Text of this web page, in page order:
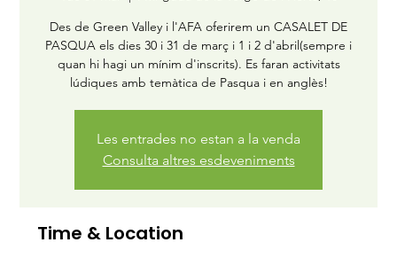
Des de Green Valley i l'AFA oferirem un CASALET DE
PASQUA els dies 30 i 31 de març i 1 i 2 d'abril(sempre i
quan hi hagi un mínim d'inscrits). Es faran activitats
lúdiques amb temàtica de Pasqua i en anglès!
Les entrades no estan a la venda
Consulta altres esdeveniments
Time & Location